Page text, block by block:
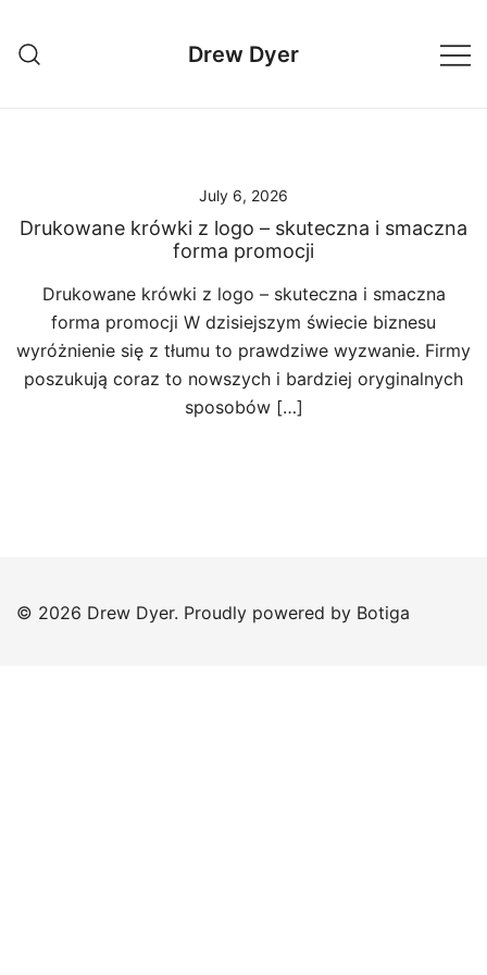
content
Drew Dyer
July 6, 2026
Drukowane krówki z logo – skuteczna i smaczna
forma promocji
Drukowane krówki z logo – skuteczna i smaczna
forma promocji W dzisiejszym świecie biznesu
wyróżnienie się z tłumu to prawdziwe wyzwanie. Firmy
poszukują coraz to nowszych i bardziej oryginalnych
sposobów […]
© 2026 Drew Dyer. Proudly powered by Botiga